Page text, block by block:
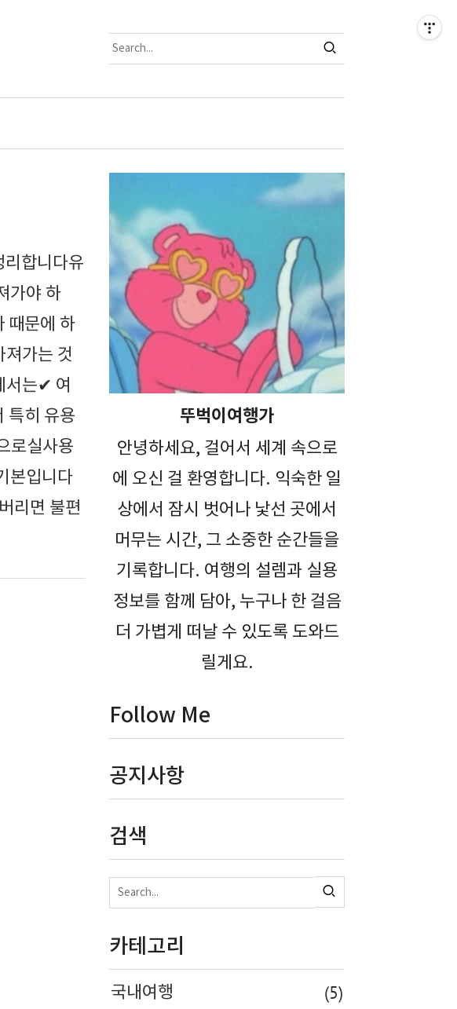
리합니다유
가야 하
때문에 하
져가는 것
서는✔ 여
특히 유용
로실사용
본입니다
리면 불편
뚜벅이여행가
안녕하세요, 걸어서 세계 속으로
에 오신 걸 환영합니다. 익숙한 일
상에서 잠시 벗어나 낯선 곳에서
머무는 시간, 그 소중한 순간들을
기록합니다. 여행의 설렘과 실용
정보를 함께 담아, 누구나 한 걸음
더 가볍게 떠날 수 있도록 도와드
릴게요.
Follow Me
공지사항
검색
카테고리
국내여행 (5)